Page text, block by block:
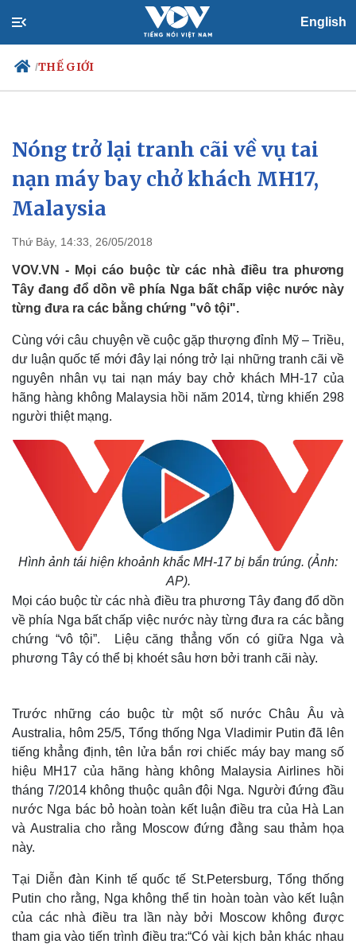
English
/THẾ GIỚI
Chính trị
Tổ chức nhân sự
Quốc hội
Nhận diện sự thật
Xã hội
Tin 24h
Dự báo thời tiết
Nóng trở lại tranh cãi về vụ tai
nạn máy bay chở khách MH17,
Malaysia
Thứ Bảy, 14:33, 26/05/2018
VOV.VN - Mọi cáo buộc từ các nhà điều tra phương
Tây đang đổ dồn về phía Nga bất chấp việc nước này
từng đưa ra các bằng chứng "vô tội".
Cùng với câu chuyện về cuộc gặp thượng đỉnh Mỹ – Triều,
dư luận quốc tế mới đây lại nóng trở lại những tranh cãi về
nguyên nhân vụ tai nạn máy bay chở khách MH-17 của
hãng hàng không Malaysia hồi năm 2014, từng khiến 298
người thiệt mạng.
Hình ảnh tái hiện khoảnh khắc MH-17 bị bắn trúng. (Ảnh:
AP).
Mọi cáo buộc từ các nhà điều tra phương Tây đang đổ dồn
về phía Nga bất chấp việc nước này từng đưa ra các bằng
chứng “vô tội”. Liệu căng thẳng vốn có giữa Nga và
phương Tây có thể bị khoét sâu hơn bởi tranh cãi này.
Trước những cáo buộc từ một số nước Châu Âu và
Australia, hôm 25/5, Tổng thống Nga Vladimir Putin đã lên
tiếng khẳng định, tên lửa bắn rơi chiếc máy bay mang số
hiệu MH17 của hãng hàng không Malaysia Airlines hồi
tháng 7/2014 không thuộc quân đội Nga. Người đứng đầu
nước Nga bác bỏ hoàn toàn kết luận điều tra của Hà Lan
và Australia cho rằng Moscow đứng đằng sau thảm họa
này.
Tại Diễn đàn Kinh tế quốc tế St.Petersburg, Tổng thống
Putin cho rằng, Nga không thể tin hoàn toàn vào kết luận
của các nhà điều tra lần này bởi Moscow không được
tham gia vào tiến trình điều tra:“Có vài kịch bản khác nhau